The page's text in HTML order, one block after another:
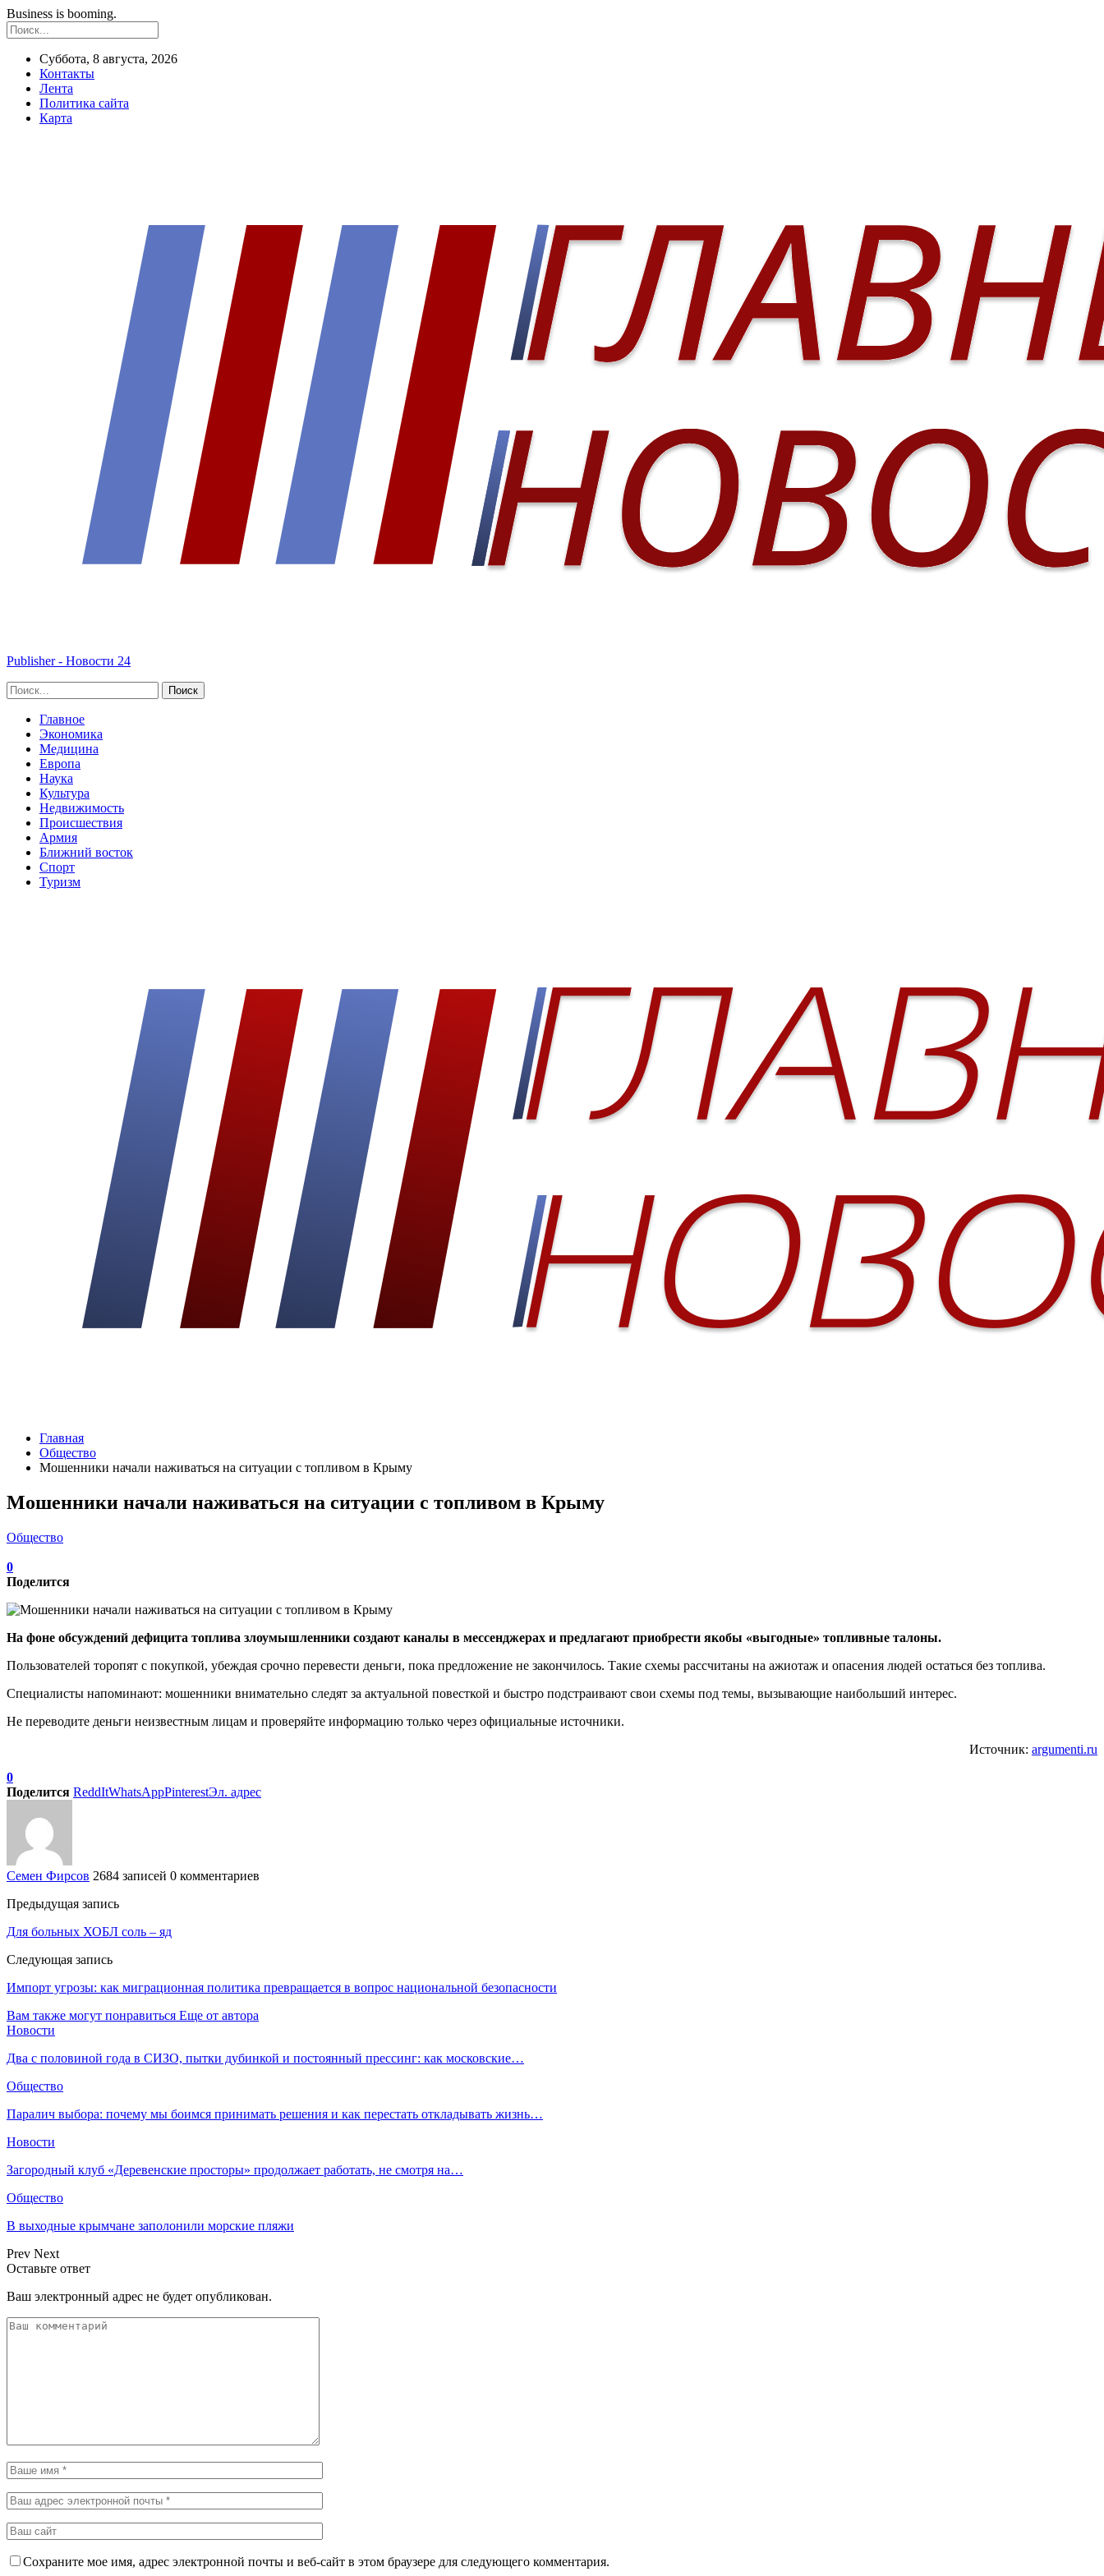
Business is booming.
Суббота, 8 августа, 2026
Контакты
Лента
Политика сайта
Карта
Publisher - Новости 24
Главное
Экономика
Медицина
Европа
Наука
Культура
Недвижимость
Происшествия
Армия
Ближний восток
Спорт
Туризм
Главная
Общество
Мошенники начали наживаться на ситуации с топливом в Крыму
Мошенники начали наживаться на ситуации с топливом в Крыму
Общество
0
Поделится
На фоне обсуждений дефицита топлива злоумышленники создают каналы в мессенджерах и предлагают приобрести якобы «выгодные» топливные талоны.
Пользователей торопят с покупкой, убеждая срочно перевести деньги, пока предложение не закончилось. Такие схемы рассчитаны на ажиотаж и опасения людей остаться без топлива.
Специалисты напоминают: мошенники внимательно следят за актуальной повесткой и быстро подстраивают свои схемы под темы, вызывающие наибольший интерес.
Не переводите деньги неизвестным лицам и проверяйте информацию только через официальные источники.
Источник: argumenti.ru
0
Поделится ReddItWhatsAppPinterestЭл. адрес
Семен Фирсов 2684 записей 0 комментариев
Предыдущая запись
Для больных ХОБЛ соль – яд
Следующая запись
Импорт угрозы: как миграционная политика превращается в вопрос национальной безопасности
Вам также могут понравиться Еще от автора
Новости
Два с половиной года в СИЗО, пытки дубинкой и постоянный прессинг: как московские…
Общество
Паралич выбора: почему мы боимся принимать решения и как перестать откладывать жизнь…
Новости
Загородный клуб «Деревенские просторы» продолжает работать, не смотря на…
Общество
В выходные крымчане заполонили морские пляжи
Prev Next
Оставьте ответ
Ваш электронный адрес не будет опубликован.
Сохраните мое имя, адрес электронной почты и веб-сайт в этом браузере для следующего комментария.